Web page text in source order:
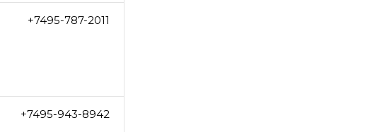
+7495-787-2011
+7495-943-8942